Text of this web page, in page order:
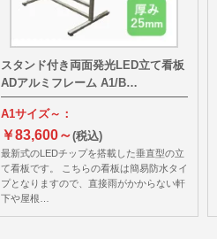
スタンド付き両面発光LED立て看板
ADアルミフレーム A1/B…
A1サイズ～：
￥83,600～(税込)
最新式のLEDチップを搭載した垂直型の立
て看板です。 こちらの看板は簡易防水タイ
プとなりますので、直接雨がかからない軒
下や屋根…